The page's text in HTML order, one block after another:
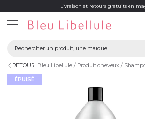
Livraison et retours gratuits en
RETOUR Bleu Libellule Produit cheveux
ÉPUISÉ